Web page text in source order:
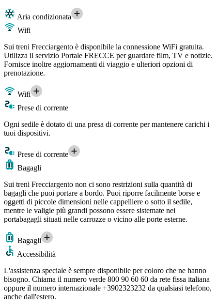
Aria condizionata
Wifi
Sui treni Frecciargento è disponibile la connessione WiFi gratuita.
Utilizza il servizio Portale FRECCE per guardare film, TV e notizie.
Fornisce inoltre aggiornamenti di viaggio e ulteriori opzioni di
prenotazione.
Wifi
Prese di corrente
Ogni sedile è dotato di una presa di corrente per mantenere carichi i
tuoi dispositivi.
Prese di corrente
Bagagli
Sui treni Frecciargento non ci sono restrizioni sulla quantità di
bagagli che puoi portare a bordo. Puoi riporre facilmente borse e
oggetti di piccole dimensioni nelle cappelliere o sotto il sedile,
mentre le valigie più grandi possono essere sistemate nei
portabagagli situati nelle carrozze o vicino alle porte esterne.
Bagagli
Accessibilità
L'assistenza speciale è sempre disponibile per coloro che ne hanno
bisogno. Chiama il numero verde 800 90 60 60 da rete fissa italiana
oppure il numero internazionale +3902323232 da qualsiasi telefono,
anche dall'estero.